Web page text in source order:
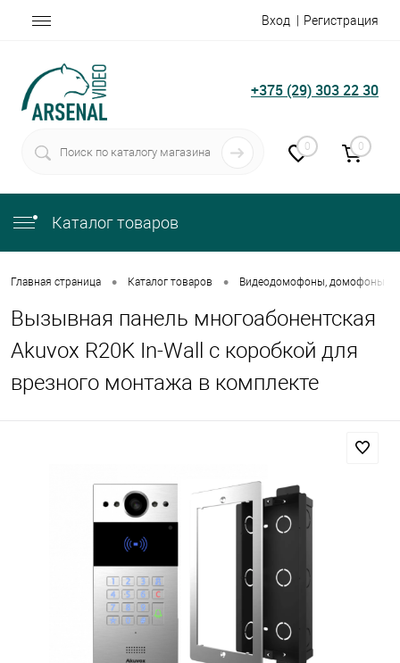
Вход Регистрация
+375 (29) 303 22 30
0 0
Каталог товаров
Главная страница • Каталог товаров • Видеодомофоны, домофоны
Вызывная панель многоабонентская
Akuvox R20K In-Wall с коробкой для
врезного монтажа в комплекте